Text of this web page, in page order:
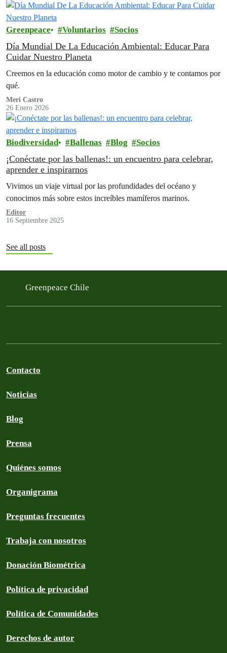
Greenpeace Voluntarios Socios
Día Mundial De La Educación Ambiental: Educar Para
Cuidar Nuestro Planeta
Creemos en la educación como motor de cambio y te contamos por
qué.
Meri Castro
26 Enero 2026
Biodiversidad Ballenas Blog Socios
¡Conéctate por las ballenas!: un encuentro para celebrar,
aprender e inspirarnos
Vivimos un viaje virtual por las profundidades del océano y
conocimos más sobre estos increíbles mamíferos marinos.
Editor
16 Septiembre 2025
See all posts
Greenpeace Chile
Contacto
Noticias
Blog
Prensa
Quiénes somos
Organigrama
Preguntas frecuentes
Trabaja con nosotros
Donación Biométrica
Política de privacidad
Política de Comunidades
Derechos de autor